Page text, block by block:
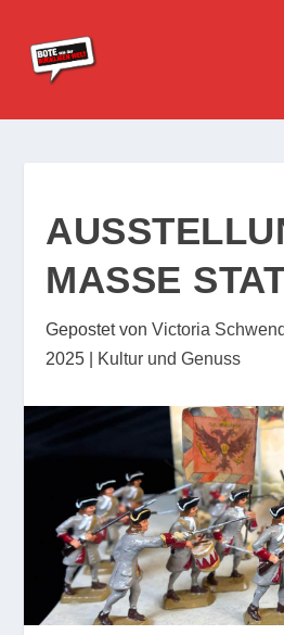
MASSE
Gepostet vonVictoria
2025
Kultur und Genuss